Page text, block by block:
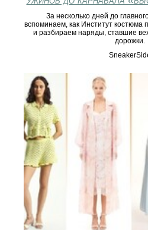
За несколько дней до
вспоминаем, как Институт костюма
и разбираем наряды, ставшие
дорожки.